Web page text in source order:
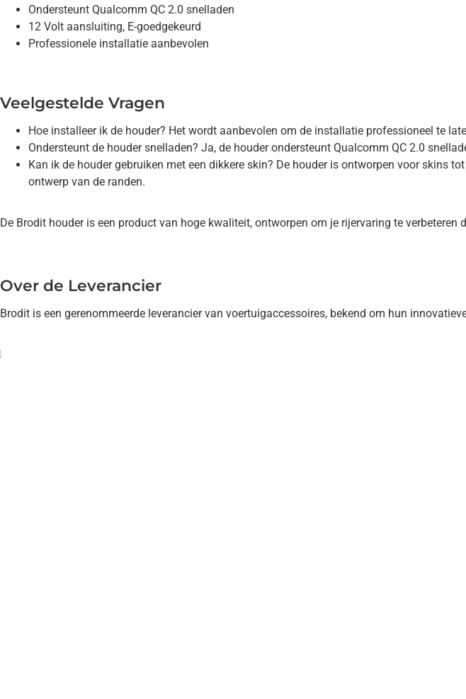
Ondersteunt Qualcomm QC 2.0 snelladen
12 Volt aansluiting, E-goedgekeurd
Professionele installatie aanbevolen
Veelgestelde Vragen
Hoe installeer ik de houder? Het wordt aanbevolen om de installatie professioneel te
Ondersteunt de houder snelladen? Ja, de houder ondersteunt Qualcomm QC 2.0
Kan ik de houder gebruiken met een dikkere skin? De houder is ontworpen voor skins
ontwerp van de randen.
De Brodit houder is een product van hoge kwaliteit, ontworpen om je rijervaring te verbeteren
Over de Leverancier
Brodit is een gerenommeerde leverancier van voertuigaccessoires, bekend om hun